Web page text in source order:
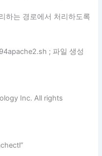
하는 경로에서 처리하도록
; 파일 생성
Inc. All rights